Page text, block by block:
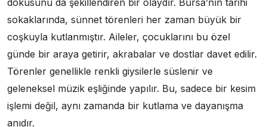
dokusunu da şekillendiren bir olaydır. Bursa’nın tarihi
sokaklarında, sünnet törenleri her zaman büyük bir
coşkuyla kutlanmıştır. Aileler, çocuklarını bu özel
günde bir araya getirir, akrabalar ve dostlar davet edilir.
Törenler genellikle renkli giysilerle süslenir ve
geleneksel müzik eşliğinde yapılır. Bu, sadece bir kesim
işlemi değil, aynı zamanda bir kutlama ve dayanışma
anıdır.